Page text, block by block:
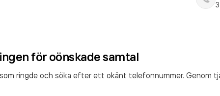
för oönskade samtal
ringde och söka efter ett okänt telefonnummer. Genom